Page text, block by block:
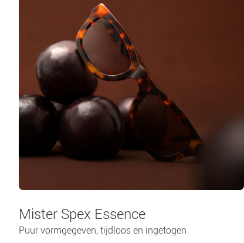
Mister Spex Essence​
Puur vormgegeven, tijdloos en ingetogen